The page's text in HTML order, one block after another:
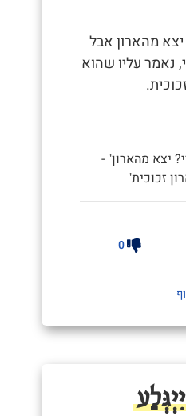
יצא מהארון אבל
נאמר עליו שהוא
יצא מהארון" -
זכוכית"
0